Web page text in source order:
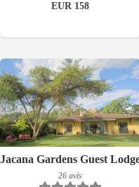
EUR 158
Jacana Gardens Guest
26 avis
Petit-déjeuner inclus
26 avis